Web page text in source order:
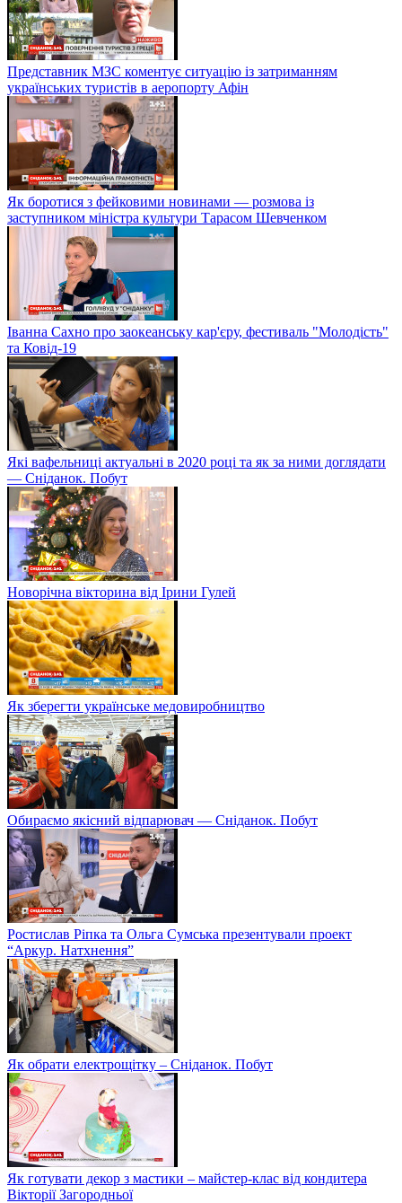
Представник МЗС коментує ситуацію із затриманням
українських туристів в аеропорту Афін
Як боротися з фейковими новинами — розмова із
заступником міністра культури Тарасом Шевченком
Іванна Сахно про заокеанську кар'єру, фестиваль "Молодість"
та Ковід-19
Які вафельниці актуальні в 2020 році та як за ними доглядати
— Сніданок. Побут
Новорічна вікторина від Ірини Гулей
Як зберегти українське медовиробництво
Обираємо якісний відпарювач — Сніданок. Побут
Ростислав Ріпка та Ольга Сумська презентували проект
“Аркур. Натхнення”
Як обрати електрощітку – Сніданок. Побут
Як готувати декор з мастики – майстер-клас від кондитера
Вікторії Загородньої